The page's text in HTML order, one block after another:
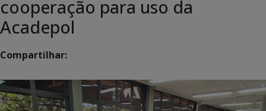
cooperação para uso da
Acadepol
Compartilhar: